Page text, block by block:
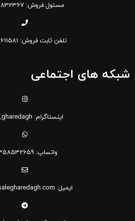
مسئول فروش: 09126832367
تلفن ثابت فروش: 02133611581
شبکه های اجتماعی
اینستاگرام: asal_gharedagh
واتساپ: 09358532659
ایمیل: info@asalegharedagh.com